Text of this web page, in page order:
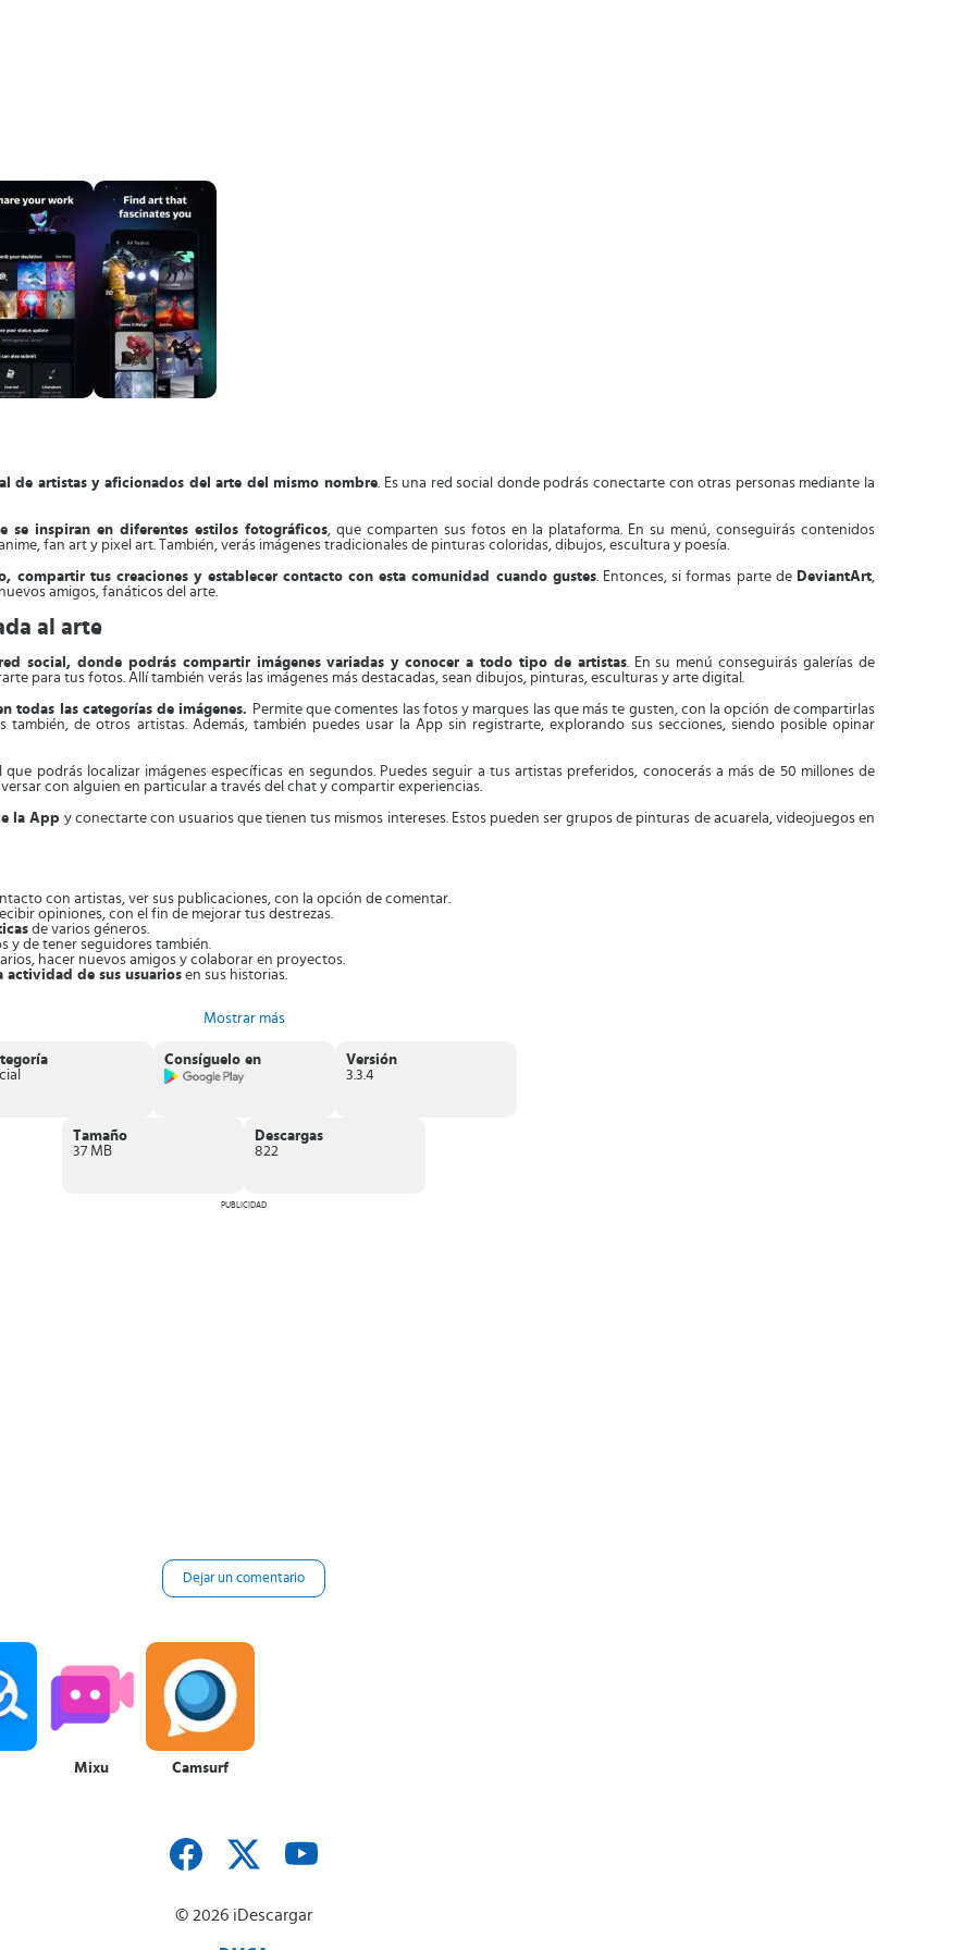
de artistas y aficionados del arte del mismo nombre. Es una red social donde podrás conectarte con otras personas mediante la
se inspiran en diferentes estilos fotográficos, que comparten sus fotos en la plataforma. En su menú, conseguirás contenidos
fan art y pixel art. También, verás imágenes tradicionales de pinturas coloridas, dibujos, escultura y poesía.
compartir tus creaciones y establecer contacto con esta comunidad cuando gustes. Entonces, si formas parte de DeviantArt,
amigos, fanáticos del arte.
al arte
social, donde podrás compartir imágenes variadas y conocer a todo tipo de artistas. En su menú conseguirás galerías de
para tus fotos. Allí también verás las imágenes más destacadas, sean dibujos, pinturas, esculturas y arte digital.
todas las categorías de imágenes. Permite que comentes las fotos y marques las que más te gusten, con la opción de compartirlas
de otros artistas. Además, también puedes usar la App sin registrarte, explorando sus secciones, siendo posible opinar
que podrás localizar imágenes específicas en segundos. Puedes seguir a tus artistas preferidos, conocerás a más de 50 millones de
con alguien en particular a través del chat y compartir experiencias.
la App y conectarte con usuarios que tienen tus mismos intereses. Estos pueden ser grupos de pinturas de acuarela, videojuegos en
con artistas, ver sus publicaciones, con la opción de comentar.
opiniones, con el fin de mejorar tus destrezas.
de varios géneros.
y de tener seguidores también.
hacer nuevos amigos y colaborar en proyectos.
actividad de sus usuarios en sus historias.
Mostrar más
Consíguelo en
Versión
3.3.4
Tamaño
37 MB
Descargas
822
PUBLICIDAD
Dejar un comentario
Mixu Camsurf
© 2026 iDescargar